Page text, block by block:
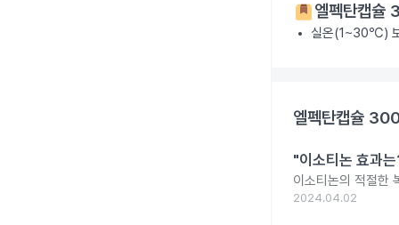
엘펙탄캡
실온(1~30℃)
엘펙탄캡슐
"이소티논 효과
이소티논의 적절한
2024.04.02